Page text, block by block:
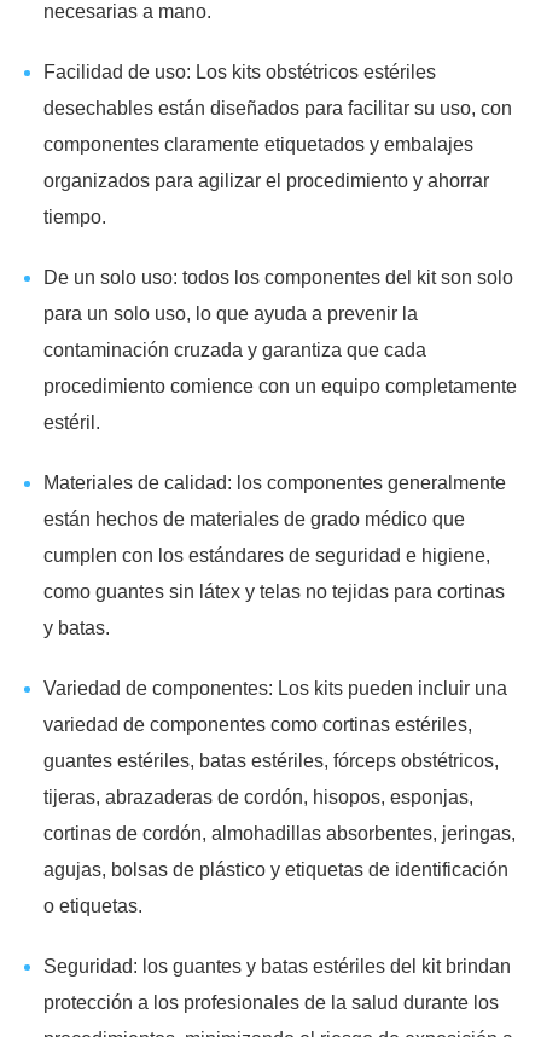
necesarias a mano.
Facilidad de uso: Los kits obstétricos estériles
desechables están diseñados para facilitar su uso, con
componentes claramente etiquetados y embalajes
organizados para agilizar el procedimiento y ahorrar
tiempo.
De un solo uso: todos los componentes del kit son solo
para un solo uso, lo que ayuda a prevenir la
contaminación cruzada y garantiza que cada
procedimiento comience con un equipo completamente
estéril.
Materiales de calidad: los componentes generalmente
están hechos de materiales de grado médico que
cumplen con los estándares de seguridad e higiene,
como guantes sin látex y telas no tejidas para cortinas
y batas.
Variedad de componentes: Los kits pueden incluir una
variedad de componentes como cortinas estériles,
guantes estériles, batas estériles, fórceps obstétricos,
tijeras, abrazaderas de cordón, hisopos, esponjas,
cortinas de cordón, almohadillas absorbentes, jeringas,
agujas, bolsas de plástico y etiquetas de identificación
o etiquetas.
Seguridad: los guantes y batas estériles del kit brindan
protección a los profesionales de la salud durante los